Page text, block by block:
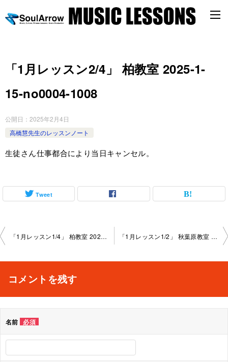
「1月レッスン2/4」 柏教室 2025-1-
15-no0004-1008
公開日： 2025年2月4日
高橋慧先生のレッスンノート
生徒さん仕事都合により当日キャンセル。
Tweet
投
ビ
シ
「1月レッスン1/4」 柏教室 2025-1-15-no0004-1008 「1月レッスン1/2」 秋葉原教室 2025-1-16-no0004-1086
コメントを残す
名前 必須